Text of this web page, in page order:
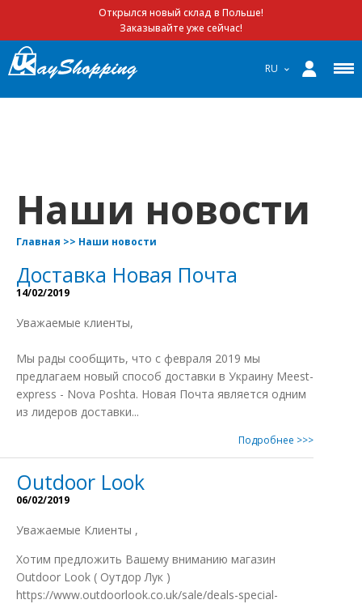
Открылся новый склад в Польше!
Заказывайте уже сейчас!
RU
Наши новости
Главная >> Наши новости
Доставка Новая Почта
14/02/2019
Уважаемые клиенты,
Мы рады сообщить, что с февраля 2019 мы
предлагаем новый способ доставки в Украину Meest-
express - Nova Poshta. Новая Почта является одним
из лидеров доставки...
Подробнее >>>
Outdoor Look
06/02/2019
Уважаемые Клиенты ,
Xотим предложить Вашему вниманию магазин
Outdoor Look ( Оутдор Лук )
https://www.outdoorlook.co.uk/sale/deals-special-